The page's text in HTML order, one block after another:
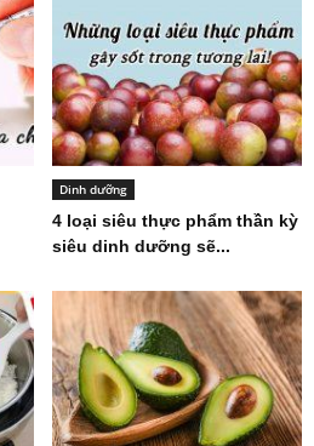
Dinh dưỡng
4 loại siêu thực phẩm thần kỳ
siêu dinh dưỡng sẽ...